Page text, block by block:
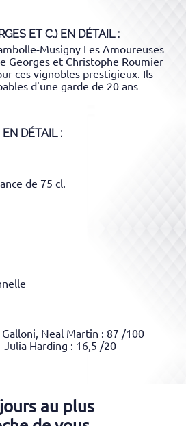
ET C.)EN DÉTAIL :
Musigny Les Amoureuses
Georges et Christophe Roumier
ces vignobles prestigieux. Ils
d'une garde de 20 ans
EN DÉTAIL :
de 75 cl.
Neal Martin : 87 /100
Julia Harding : 16,5 /20
au plus